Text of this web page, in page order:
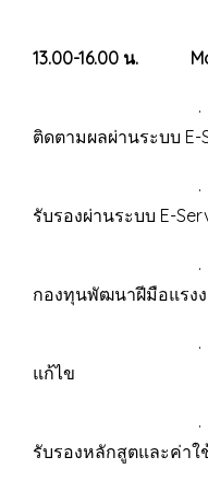
13.00-16.00 น.
· ขั้นตอนก
ติดตามผลผ่านระบบ E-
· ขั้นตอนก
รับรองผ่านระบบ E-
· ขั้นตอนก
กองทุนพัฒนาฝีมือแรง
· ข้อควรร
แก้ไข
· เตรียมค
รับรองหลักสูตและค่าใ